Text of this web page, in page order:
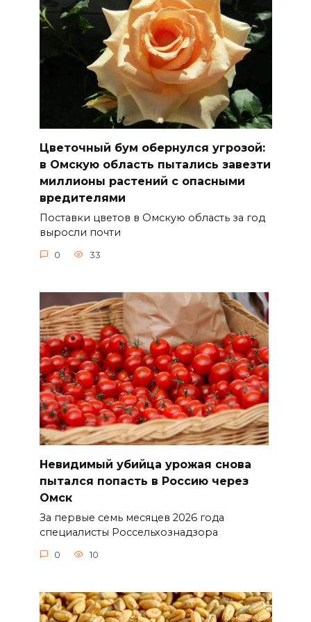
Цветочный бум обернулся угрозой:
в Омскую область пытались завезти
миллионы растений с опасными
вредителями
Поставки цветов в Омскую область за год
выросли почти
0 33
Невидимый убийца урожая снова
пытался попасть в Россию через
Омск
За первые семь месяцев 2026 года
специалисты Россельхознадзора
0 10